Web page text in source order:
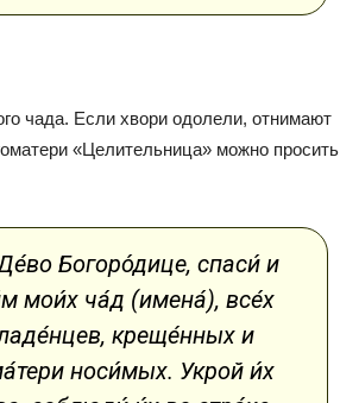
чада. Если хвори одолели, отнимают
«Целительница» можно просить
Богоро́дице, спаси́ и
мои́х ча́д (имена́), все́х
креще́нных и
носи́мых. Укрой и́х